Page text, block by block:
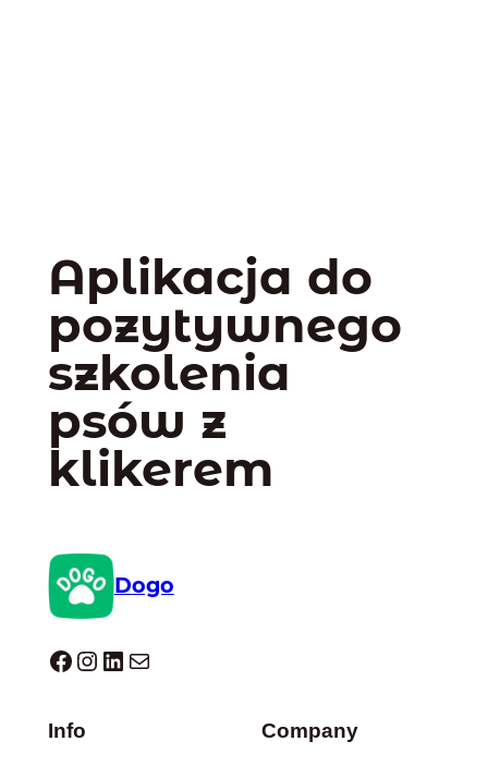
Aplikacja do
pozytywnego
szkolenia
psów z
klikerem
Dogo
Dogo facebook InstagramLinkedIn Mail
Info Company